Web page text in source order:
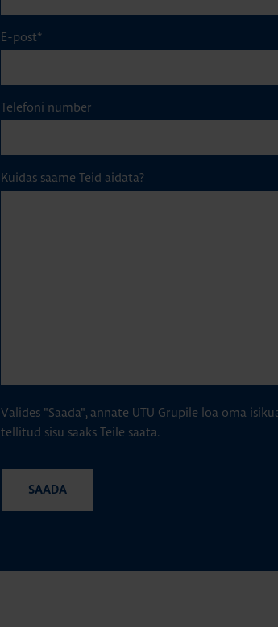
E-post*
Telefoni number
Kuidas saame Teid aidata?
Valides "Saada", annate UTU Grupile loa oma
tellitud sisu saaks Teile saata.